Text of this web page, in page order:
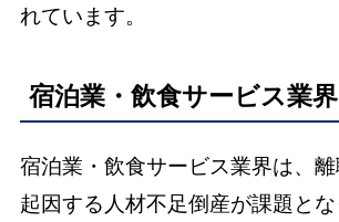
れています。
宿泊業・飲食サービス業界
宿泊業・飲食サービス業界は、
起因する人材不足倒産が課題とな